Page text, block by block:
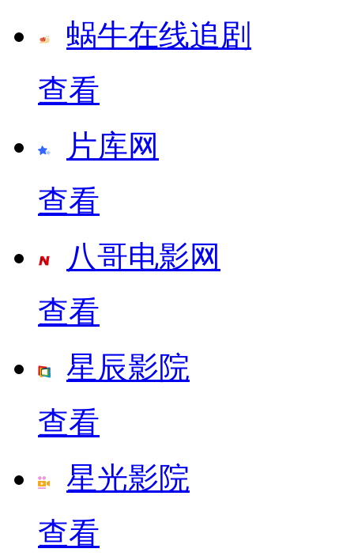
蜗牛在线追剧
查看
片库网
查看
八哥电影网
查看
星辰影院
查看
星光影院
查看